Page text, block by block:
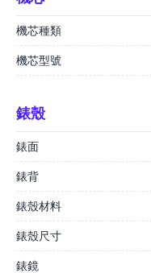
機芯種類
機芯型號
錶殼
錶面
錶背
錶殼材料
錶殼尺寸
錶鏡